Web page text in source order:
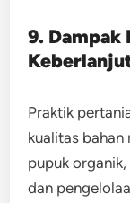
9. Dampak
Praktik
kualitas bahan
pupuk
dan